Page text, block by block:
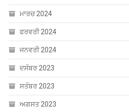
ਮਾਰਚ 2024
ਫਰਵਰੀ 2024
ਜਨਵਰੀ 2024
ਦਸੰਬਰ 2023
ਸਤੰਬਰ 2023
ਅਗਸਤ 2023